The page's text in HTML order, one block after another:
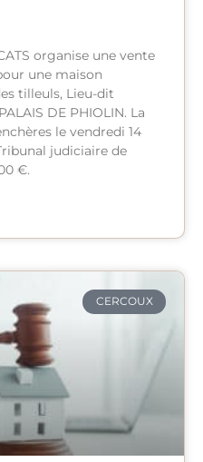
organise une vente
une maison
tilleuls, Lieu-dit
DE PHIOLIN. La
le vendredi 14
judiciaire de
€.
CERCOUX